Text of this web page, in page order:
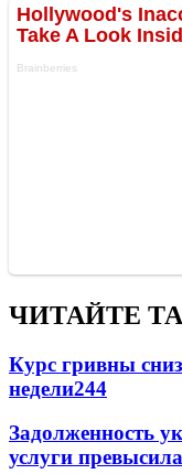
ЧИТАЙТЕ
Курс гривны
недели244
Задолженность
услуги